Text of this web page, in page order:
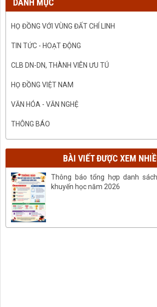
DANH MỤC
HỌ ĐỒNG VỚI VÙNG ĐẤT CHÍ LINH
TIN TỨC - HOẠT ĐỘNG
CLB DN-DN, THÀNH VIÊN ƯU TÚ
HỌ ĐỒNG VIỆT NAM
VĂN HÓA - VĂN NGHỆ
THÔNG BÁO
BÀI VIẾT ĐƯỢC XEM
Thông báo tổng hợp danh
khuyến học năm 2026